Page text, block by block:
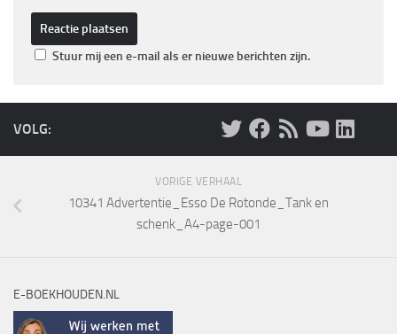
Stuur mij een e-mail als er nieuwe berichten zijn.
VOLG:
VORIGE VERHAAL
10341 Advertentie_Esso De Rotonde_Tank en
schenk_A4-page-001
E-BOEKHOUDEN.NL